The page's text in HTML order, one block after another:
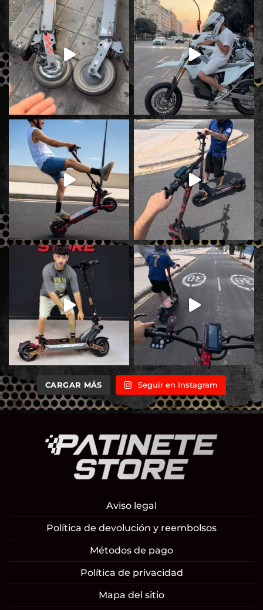
CARGAR MÁS Seguir en Instagram
Aviso legal
Política de devolución y reembolsos
Métodos de pago
Política de privacidad
Mapa del sitio